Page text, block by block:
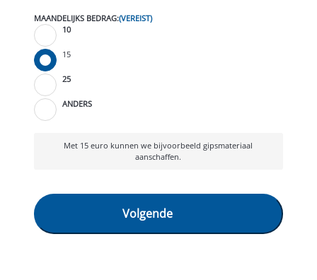
MAANDELIJKS BEDRAG:(VEREIST)
10
15
25
ANDERS
Met 15 euro kunnen we bijvoorbeeld gipsmateriaal
aanschaffen.